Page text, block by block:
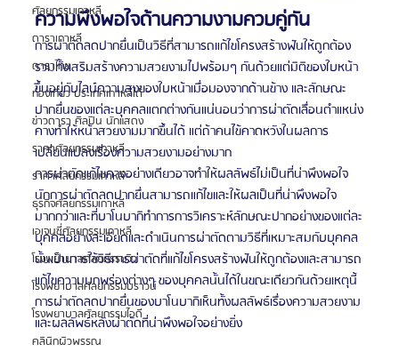
ศัลยกรรมเกาหลี
ดาราเกาหลี
ดาราไทย
ท่องเที่ยว ประเทศเกาหลีใต้
ข่าวดารา ศิลปิน นักแสดง
ราคาศัลยกรรมเกาหลี
ราคาศัลยกรรมเกาหลี
ธุรกิจศัลยกรรมเกาหลี
เอเจนซี่ศัลยกรรมเกาหลี
โรงพยาบาลศัลยกรรมวิว
โรงพยาบาลศัลยกรรมบราวน์
โรงพยาบาลศัลยกรรมไอดี
คลินิกผิวพรรณ
ความพึงพอใจด้านความงามควบคู่กัน
การผ่าตัดลดปากยื่นเป็นวิธีที่สามารถแก้ไขโครงสร้างฟันให้ถูกต้อง
รวมทั้งเสริมสร้างความสวยงามไปพร้อมๆ กันด้วยแต่มิติของใบหน้า
ขึ้นอยู่กับไลน์ความสูงของใบหน้าเมื่อมองจากด้านข้าง และลักษณะ
ปากยื่นของแต่ละบุคคลแตกต่างกันแน่นอนว่าการผ่าตัดเลื่อนตำแหน่ง
คางทำให้หน้าสวยงามมากขึ้นได้ แต่ถ้าคนไข้คาดหวังในผลการ
เปลี่ยนแปลงเรื่องความสวยงามอย่างมาก
การผ่าตัดแก้ไขคางอย่างเดียวอาจทำให้ผลลัพธ์ไม่เป็นที่น่าพึงพอใจ
นักการผ่าตัดลดปากยื่นสามารถแก้ไขและให้ผลเป็นที่น่าพึงพอใจ
มากกว่าและที่บาโนบากิทำการการวิเคราะห์ลักษณะปากอย่างของแต่ละ
บุคคลอย่างละเอียดและดำเนินการผ่าตัดตามวิธีที่เหมาะสมกับบุคคล
นั้นเป็นการใช้วิธีการผ่าตัดที่แก้ไขโครงสร้างฟันให้ถูกต้องและสามารถ
แก้ไขความบกพร่องต่างๆ ของบุคคลนั้นได้ในขณะเดียวกันด้วยเหตุนี้
การผ่าตัดลดปากยื่นของบาโนบากิเห็นทั้งผลลัพธ์เรื่องความสวยงาม
และผลลัพธ์หลังผ่าตัดที่น่าพึงพอใจอย่างยิ่ง